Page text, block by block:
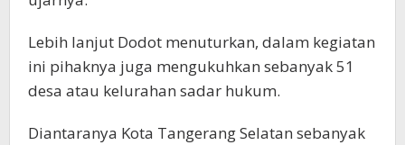
Lebih lanjut Dodot menuturkan, dalam kegiatan
ini pihaknya juga mengukuhkan sebanyak 51
desa atau kelurahan sadar hukum.
Diantaranya Kota Tangerang Selatan sebanyak